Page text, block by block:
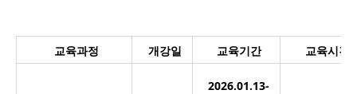
교육과정 개강일 교육기간 교육시간
2026.01.13-